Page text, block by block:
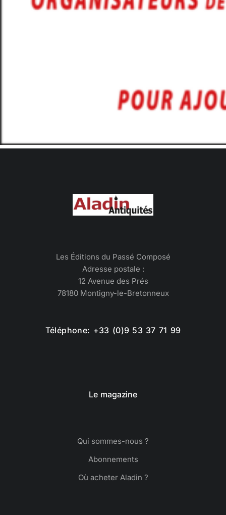
Les Éditions du Passé Composé
Adresse postale :
12 Avenue des Prés
78180 Montigny-le-Bretonneux
Téléphone: +33 (0)9 53 37 71 99
Le magazine
Qui sommes-nous ?
Abonnements
Où acheter Aladin ?